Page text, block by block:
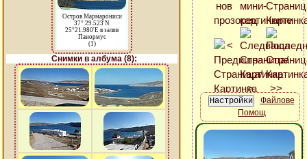
Остров Мармарониси
37° 29.523'N
25°21.980'E в залив
Панормус
(1)
Снимки в албума (8):
Файлове
Помощ